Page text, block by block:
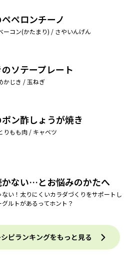
ペロンチーノ
ーコン(かたまり) / さやいんげん
ソテープレート
かじき / 玉ねぎ
ン酢しょうが焼き
りもも肉 / キャベツ
かない…とお悩みのかたへ
い！太りにくいカラダづくりをサポートし
ルトがあるってホント？
ピランキングをもっと見る